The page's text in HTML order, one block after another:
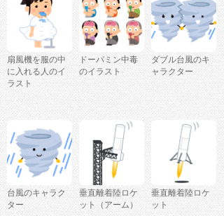
扇風機を服の中
に入れる人のイ
ラスト
ドーパミン中毒
のイラスト
ダブル台風のキ
ャラクター
台風のキャラク
ター
垂直離着陸ロケ
ット（アーム）
垂直離着陸ロケ
ット